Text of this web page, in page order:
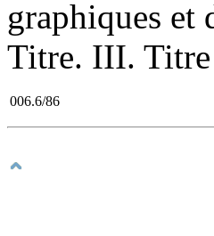
graphiques
Titre. III. Titre
006.6/86